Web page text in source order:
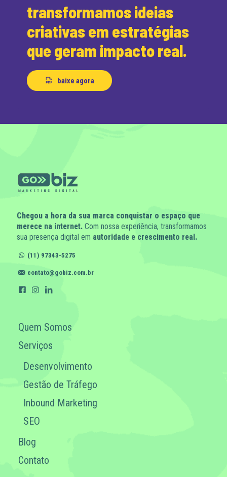
transformamos ideias
criativas em estratégias
que geram impacto real.
baixe agora
Chegou a hora da sua marca conquistar o espaço que
merece na internet. Com nossa experiência, transformamos
sua presença digital em autoridade e crescimento real.
(11) 97343-5275
contato@gobiz.com.br
Quem Somos
Serviços
Desenvolvimento
Gestão de Tráfego
Inbound Marketing
SEO
Blog
Contato